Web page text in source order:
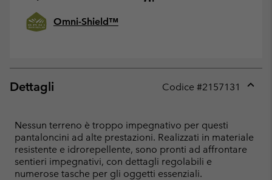
Omni-Shield™
Dettagli Codice #2157131
Nessun terreno è troppo impegnativo per questi
pantaloncini ad alte prestazioni. Realizzati in materiale
resistente e idrorepellente, sono pronti ad affrontare
sentieri impegnativi, con dettagli regolabili e
numerose tasche per gli oggetti essenziali.